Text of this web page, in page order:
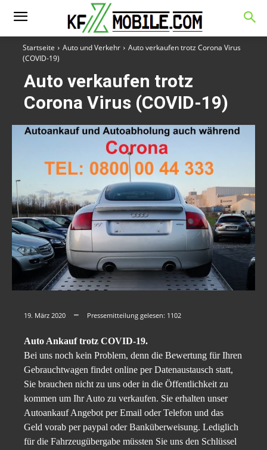
Startseite Auto und Verkehr
Auto verkaufen trotz Corona Virus
(COVID-19)
Auto verkaufen trotz
Corona Virus (COVID-19)
19. März 2020 Pressemitteilung gelesen: 1102
Auto Ankauf trotz COVID-19.
Bei uns noch kein Problem, denn die Bewertung für Ihren
Gebrauchtwagen findet online per Datenaustausch statt,
Sie brauchen nicht zu uns oder in die Öffentlichkeit zu
kommen um Ihr Auto zu verkaufen. Sie erhalten unser
Autoankauf Angebot per Email oder Telefon und das
Geld vorab per paypal oder Banküberweisung. Lediglich
für die Fahrzeugübergabe müssten Sie uns den Schlüssel